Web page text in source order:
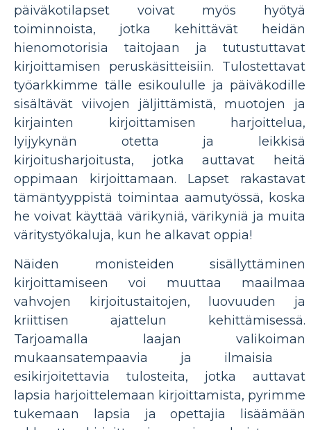
päiväkotilapset voivat myös hyötyä
toiminnoista, jotka kehittävät heidän
hienomotorisia taitojaan ja tutustuttavat
kirjoittamisen peruskäsitteisiin. Tulostettavat
työarkkimme tälle esikoululle ja päiväkodille
sisältävät viivojen jäljittämistä, muotojen ja
kirjainten kirjoittamisen harjoittelua,
lyijykynän otetta ja leikkisä
kirjoitusharjoitusta, jotka auttavat heitä
oppimaan kirjoittamaan. Lapset rakastavat
tämäntyyppistä toimintaa aamutyössä, koska
he voivat käyttää värikyniä, värikyniä ja muita
väritystyökaluja, kun he alkavat oppia!
Näiden monisteiden sisällyttäminen
kirjoittamiseen voi muuttaa maailmaa
vahvojen kirjoitustaitojen, luovuuden ja
kriittisen ajattelun kehittämisessä.
Tarjoamalla laajan valikoiman
mukaansatempaavia ja ilmaisia ​​
esikirjoitettavia tulosteita, jotka auttavat
lapsia harjoittelemaan kirjoittamista, pyrimme
tukemaan lapsia ja opettajia lisäämään